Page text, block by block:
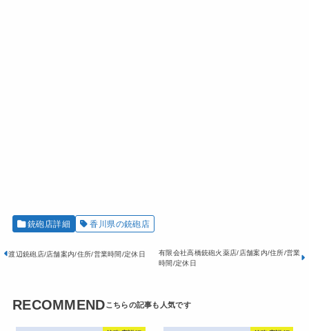
銃砲店詳細 香川県の銃砲店
渡辺銃砲店/店舗案内/住所/営業時間/定休日
有限会社高橋銃砲火薬店/店舗案内/住所/営業
時間/定休日
RECOMMEND